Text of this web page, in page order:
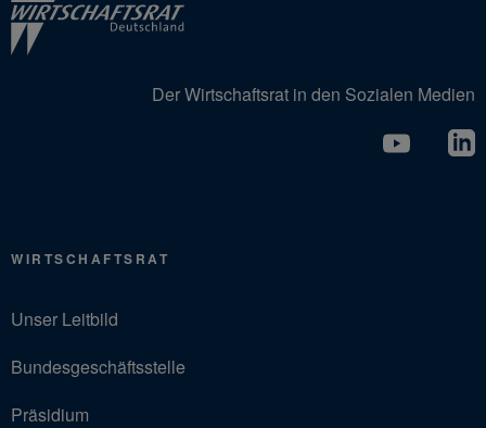
Der Wirtschaftsrat in den Sozialen Medien
WIRTSCHAFTSRAT
Unser Leitbild
Bundesgeschäftsstelle
Präsidium